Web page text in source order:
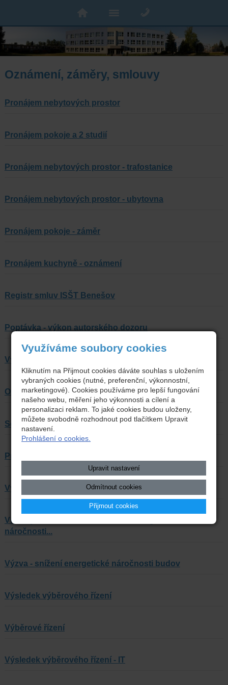
Oznámení, záměry, smlouvy
Pronájem nebytových prostor
Pronájem pokoje a 2 studií
Pronájem nebytových prostor - trafostanice
Pronájem nebytových prostor - ubytovna
Pronájem pokoje - záměr
Pronájem kuchyně - oznámení
Registr smluv ISŠT Benešov
Poptávka - výkon autorského dozoru
Výzva k podání nabídky - tepelná čerpadla
Oznámení záměru - pronájem nebytových prostor
Soubor technických a administrativních služeb
Pronájem kanceláří
Výzva - snížení en. náročnosti budov - admin služby
Vítěz výběrového řízení - Snížení energetické
náročnosti...
Výzva - snížení energetické náročnosti budov
Výsledek výběrového řízení
Výběrové řízení
Výsledek výběrového řízení - IT
Využíváme soubory cookies
Kliknutím na Přijmout cookies dáváte souhlas s uložením
vybraných cookies (nutné, preferenční, výkonnostní,
marketingové). Cookies používáme pro lepší fungování
našeho webu, měření jeho výkonnosti a cílení a
personalizaci reklam. To jaké cookies budou uloženy,
můžete svobodně rozhodnout pod tlačítkem Upravit
nastavení.
Prohlášení o cookies.
Upravit nastavení
Odmítnout cookies
Přijmout cookies